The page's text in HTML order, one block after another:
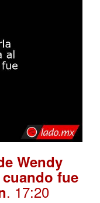
Wendy
fue
. 17:20